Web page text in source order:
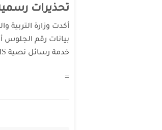
تحذيرات
أكدت وزارة التربية
بيانات رقم الجلوس
خدمة رسائل نصية SMS لإرسال النتائج، مؤكدة أن الموقع الرسمي هو المصدر الوحيد.
=